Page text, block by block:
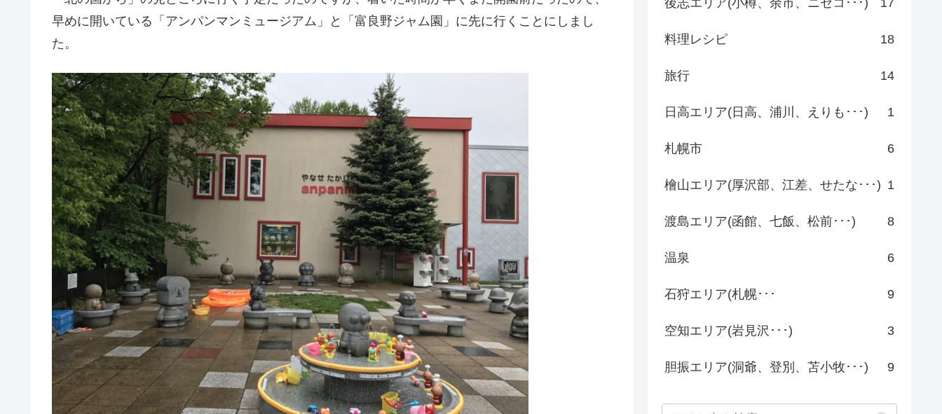
早めに開いている「アンパンマンミュージアム」と「富良野ジャム園」に先に行くことにしまし
た。
後志エリア(小樽、余市、ニセコ･･･) 17
料理レシピ 18
旅行 14
日高エリア(日高、浦川、えりも･･･) 1
札幌市 6
檜山エリア(厚沢部、江差、せたな･･･) 1
渡島エリア(函館、七飯、松前･･･) 8
温泉 6
石狩エリア(札幌･･･ 9
空知エリア(岩見沢･･･) 3
胆振エリア(洞爺、登別、苫小牧･･･) 9